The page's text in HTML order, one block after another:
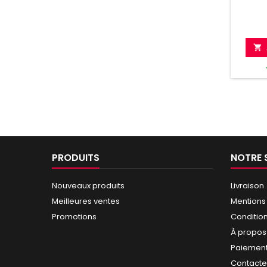

PRODUITS
Nouveaux produits
Meilleures ventes
Promotions
NOTRE
Livraison
À propos